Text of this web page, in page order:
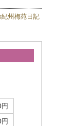
紀州梅苑日記